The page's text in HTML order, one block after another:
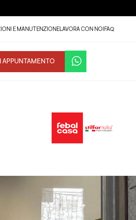
E MANUTENZIONELAVORA CON NOIFAQ
APPUNTAMENTO